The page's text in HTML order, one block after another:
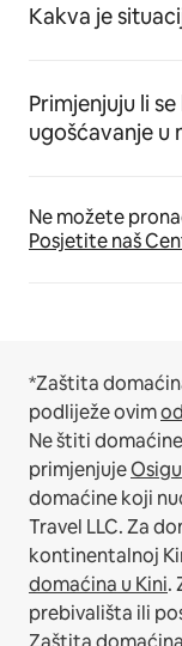
Kakva je
Primjenjuju li
ugošćavanje u
Ne možete
Posjetite naš
*Zaštita
podliježe ovim
Ne štiti
primjenjuje
domaćine koji
Travel LLC.Za
kontinentalnoj
domaćina u Kini.
prebivališta ili